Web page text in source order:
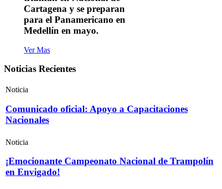
Cartagena y se preparan
para el Panamericano en
Medellín en mayo.
Ver Mas
Noticias Recientes
Noticia
Comunicado oficial: Apoyo a Capacitaciones
Nacionales
Noticia
¡Emocionante Campeonato Nacional de Trampolín
en Envigado!